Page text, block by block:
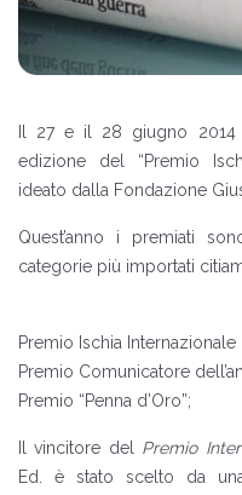
Il 27 e il 28 giugno 2014
edizione del “Premio
ideato dalla Fondazione
Quest’anno i premiati
categorie più importati
Premio Ischia
Premio Comunicatore
Premio “Penna d’Oro”;
Il vincitore del Premio
Ed. è stato scelto da